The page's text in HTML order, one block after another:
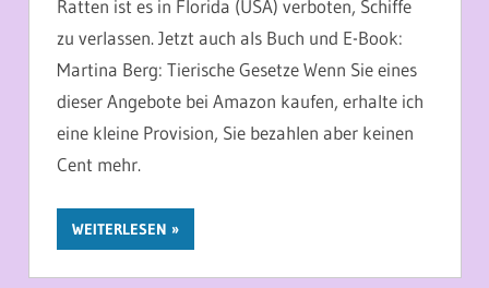
Ratten ist es in Florida (USA) verboten, Schiffe
zu verlassen. Jetzt auch als Buch und E-Book:
Martina Berg: Tierische Gesetze Wenn Sie eines
dieser Angebote bei Amazon kaufen, erhalte ich
eine kleine Provision, Sie bezahlen aber keinen
Cent mehr.
WEITERLESEN